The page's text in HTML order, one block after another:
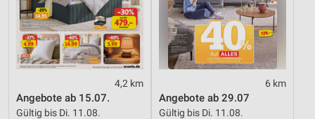
4,2 km
Angebote ab 15.07.
Gültig bis Di. 11.08.
6 km
Angebote ab 29.07
Gültig bis Di. 11.08.